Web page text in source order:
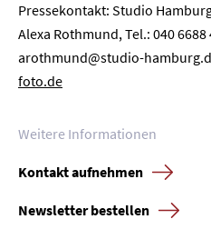
Pressekontakt: Studio
Alexa Rothmund, Tel.: 040 6688
arothmund@studio-
foto.de
Weitere Informationen
Kontakt aufnehmen
Newsletter bestellen
Kontakt
Newsletter